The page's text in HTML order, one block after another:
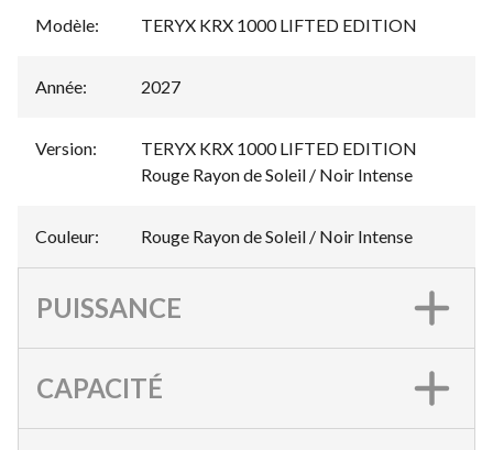
Modèle: TERYX KRX 1000 LIFTED EDITION
Année: 2027
Version:
TERYX KRX 1000 LIFTED EDITION
Rouge Rayon de Soleil / Noir Intense
Couleur: Rouge Rayon de Soleil / Noir Intense
PUISSANCE
CAPACITÉ